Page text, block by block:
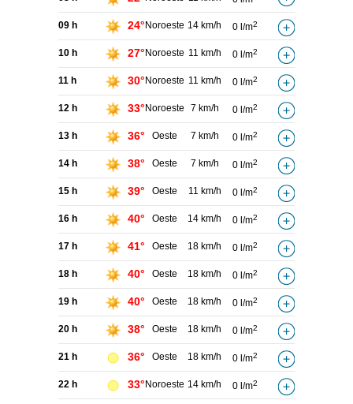
09 h 24° Noroeste 14 km/h 0 l/m2
10 h 27° Noroeste 11 km/h 0 l/m2
11 h 30° Noroeste 11 km/h 0 l/m2
12 h 33° Noroeste 7 km/h 0 l/m2
13 h 36° Oeste 7 km/h 0 l/m2
14 h 38° Oeste 7 km/h 0 l/m2
15 h 39° Oeste 11 km/h 0 l/m2
16 h 40° Oeste 14 km/h 0 l/m2
17 h 41° Oeste 18 km/h 0 l/m2
18 h 40° Oeste 18 km/h 0 l/m2
19 h 40° Oeste 18 km/h 0 l/m2
20 h 38° Oeste 18 km/h 0 l/m2
21 h 36° Oeste 18 km/h 0 l/m2
22 h 33° Noroeste 14 km/h 0 l/m2